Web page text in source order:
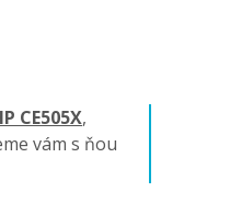
CE505X,
vám s ňou